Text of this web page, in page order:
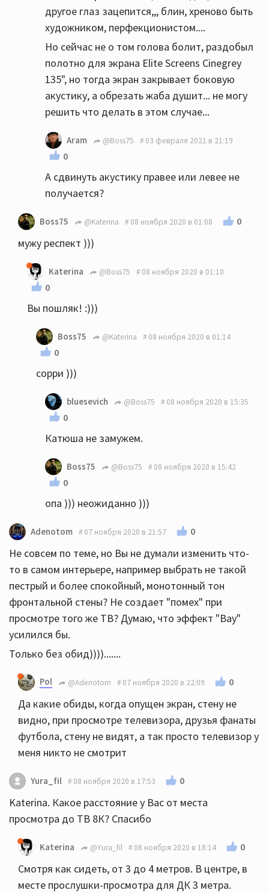
другое глаз зацепится,,, блин, хреново быть
художником, перфекционистом....
Но сейчас не о том голова болит, раздобыл
полотно для экрана Elite Screens Cinegrey
135", но тогда экран закрывает боковую
акустику, а обрезать жаба душит... не могу
решить что делать в этом случае...
Aram @Boss75 03 февраля 2021 в 21:19
0
А сдвинуть акустику правее или левее не
получается?
Boss75 @Katerina 08 ноября 2020 в 01:08 0
мужу респект )))
Katerina @Boss75 08 ноября 2020 в 01:10
0
Вы пошляк! :)))
Boss75 @Katerina 08 ноября 2020 в 01:14
0
сорри )))
bluesevich @Boss75 08 ноября 2020 в 15:35
0
Катюша не замужем.
Boss75 @Boss75 08 ноября 2020 в 15:42
0
опа ))) неожиданно )))
Adenotom 07 ноября 2020 в 21:57 0
Не совсем по теме, но Вы не думали изменить что-
то в самом интерьере, например выбрать не такой
пестрый и более спокойный, монотонный тон
фронтальной стены? Не создает "помех" при
просмотре того же ТВ? Думаю, что эффект "Вау"
усилился бы.
Только без обид)))).......
Pol @Adenotom 07 ноября 2020 в 22:09 0
Да какие обиды, когда опущен экран, стену не
видно, при просмотре телевизора, друзья фанаты
футбола, стену не видят, а так просто телевизор у
меня никто не смотрит
Yura_fil 08 ноября 2020 в 17:53 0
Katerina. Какое расстояние у Вас от места
просмотра до ТВ 8К? Спасибо
Katerina @Yura_fil 08 ноября 2020 в 18:14 0
Смотря как сидеть, от 3 до 4 метров. В центре, в
месте прослушки-просмотра для ДК 3 метра.